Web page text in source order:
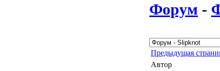
Форум -
Предыдущая
Автор